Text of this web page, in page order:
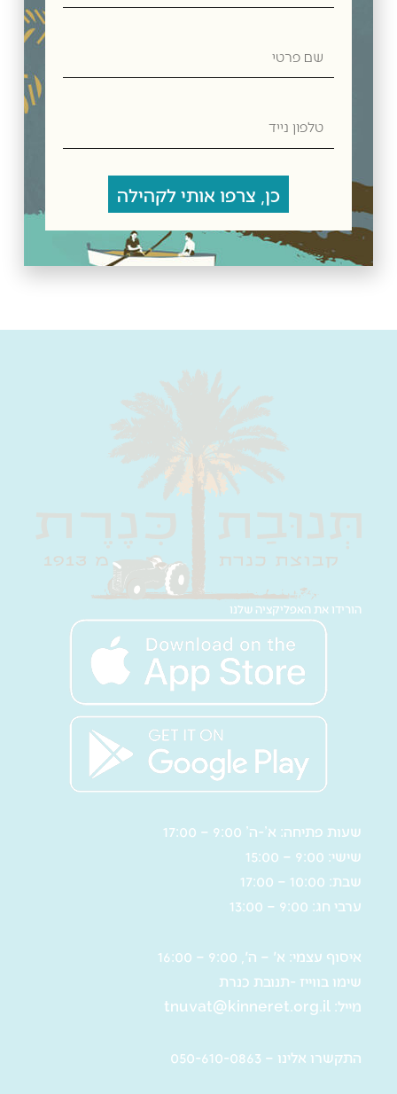
חלב מרוכז עם קקאו ממותק
הוספה לסל
הורידו את האפליקציה שלנו
שעות פתיחה: א’-ה’ 9:00 – 17:00
שישי: 9:00 – 15:00
שבת: 10:00 – 17:00
ערבי חג: 9:00 – 13:00
איסוף עצמי: א' – ה', 9:00 – 16:00
שימו בווייז -תנובת כנרת
מייל: tnuvat@kinneret.org.il
התקשרו אלינו – 050-610-0863
פרטי
נייד
כן, צרפו אותי לקהילה